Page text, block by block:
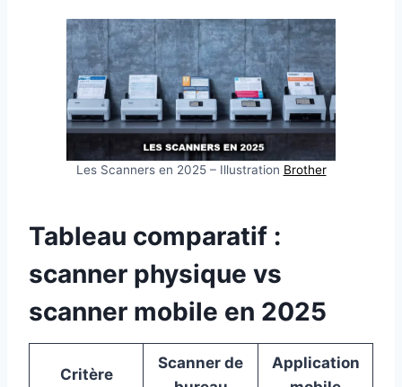
Les Scanners en 2025 – Illustration Brother
Tableau comparatif :
scanner physique vs
scanner mobile en 2025
Critère
Scanner de
Application